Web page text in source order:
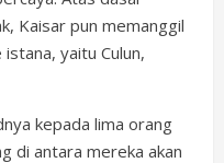
Kaisar pun memanggil
yaitu Culun,
kepada lima orang
di antara mereka akan